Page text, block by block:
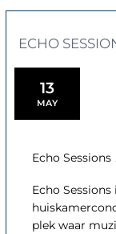
ECHO
13
MAY
Echo
Echo
plek waar